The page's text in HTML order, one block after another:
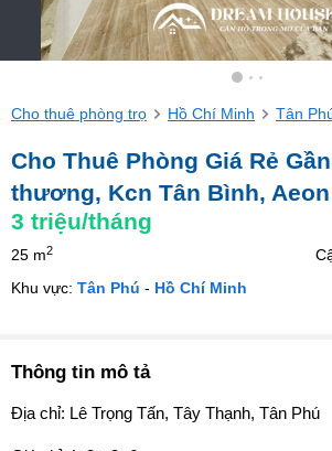
Cho thuê phòng trọ Hồ Chí Minh Tân
Cho Thuê Phòng Giá Rẻ
thương, Kcn Tân Bình,
3 triệu/tháng
25 m2
Khu vực: Tân Phú - Hồ Chí Minh
Thông tin mô tả
Địa chỉ: Lê Trọng Tấn, Tây Thạnh, Tân Phú